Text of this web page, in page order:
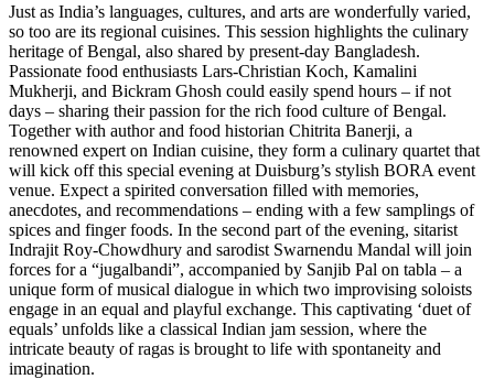
Just as India’s languages, cultures, and arts are wonderfully varied,
so too are its regional cuisines. This session highlights the culinary
heritage of Bengal, also shared by present-day Bangladesh.
Passionate food enthusiasts Lars-Christian Koch, Kamalini
Mukherji, and Bickram Ghosh could easily spend hours – if not
days – sharing their passion for the rich food culture of Bengal.
Together with author and food historian Chitrita Banerji, a
renowned expert on Indian cuisine, they form a culinary quartet that
will kick off this special evening at Duisburg’s stylish BORA event
venue. Expect a spirited conversation filled with memories,
anecdotes, and recommendations – ending with a few samplings of
spices and finger foods. In the second part of the evening, sitarist
Indrajit Roy-Chowdhury and sarodist Swarnendu Mandal will join
forces for a “jugalbandi”, accompanied by Sanjib Pal on tabla – a
unique form of musical dialogue in which two improvising soloists
engage in an equal and playful exchange. This captivating ‘duet of
equals’ unfolds like a classical Indian jam session, where the
intricate beauty of ragas is brought to life with spontaneity and
imagination.